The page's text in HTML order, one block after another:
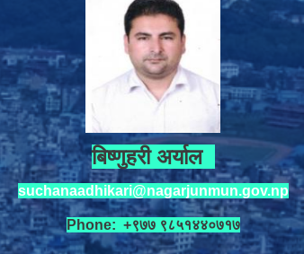
बिष्णुहरी अर्याल
suchanaadhikari@nagarjunmun.gov.np
Phone: +९७७ ९८५१४४०७१७